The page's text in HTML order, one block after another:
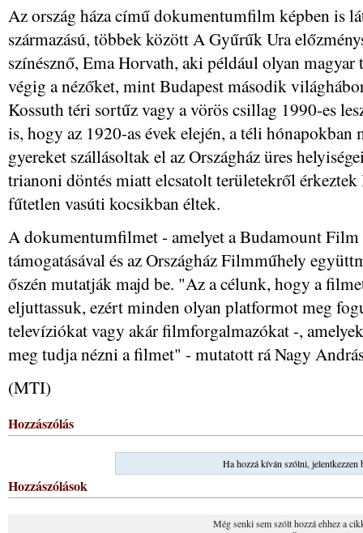
Az ország háza című dokumentumfilm képben is
származású, többek között A Gyűrűk Ura
színésznő, Ema Horvath, aki például olyan magyar
végig a nézőket, mint Budapest második
Kossuth téri sortűz vagy a vörös csillag 1990-es
is, hogy az 1920-as évek elején, a téli hónapokban
gyereket szállásoltak el az Országház üres
trianoni döntés miatt elcsatolt területekről érkeztek
fűtetlen vasúti kocsikban éltek.
A dokumentumfilmet - amelyet a Budamount
támogatásával és az Országház Filmműhely
őszén mutatják majd be. "Az a célunk, hogy a
eljuttassuk, ezért minden olyan platformot meg
televíziókat vagy akár filmforgalmazókat -,
meg tudja nézni a filmet" - mutatott rá Nagy
(MTI)
Hozzászólás
Ha hozzá kíván szólni, jelentkezzen
Hozzászólások
Még senki sem szólt hozzá ehhez a